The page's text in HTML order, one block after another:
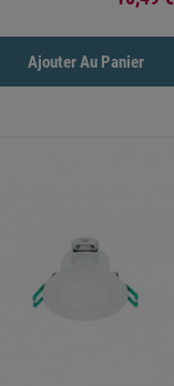
Ajouter Au Panier